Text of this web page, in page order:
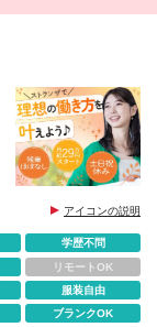
アイコンの説明
学歴不問
リモートOK
服装自由
ブランクOK